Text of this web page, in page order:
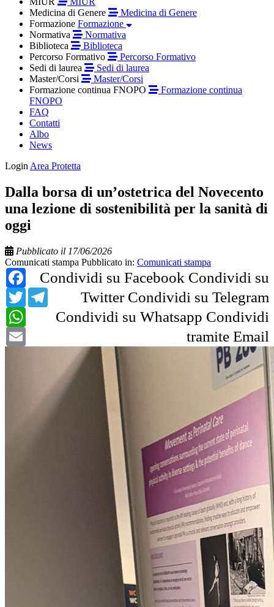
Medicina di Genere
Medicina di Genere
Formazione Formazione
Normativa
Normativa
Biblioteca
Biblioteca
Percorso Formativo
Percorso Formativo
Sedi di laurea
Sedi di laurea
Master/Corsi
Master/Corsi
Formazione continua FNOPO
Formazione continua
FNOPO
FAQ
Contatti
Albo
News
Login Area Protetta
Dalla borsa di un’ostetrica del Novecento
una lezione di sostenibilità per la sanità di
oggi
Pubblicato il 17/06/2026
Comunicati stampa Pubblicato in: Comunicati stampa
Condividi su Facebook
Facebook
Condividi su
Twitter
Twitter Condividi su Telegram
Telegram
Condividi su Whatsapp
WhatsApp
Condividi
tramite Email